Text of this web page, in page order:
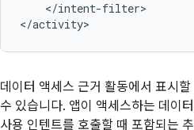
</intent-filter>
</activity>
데이터 액세스 근거 활동에서 표시
수 있습니다. 앱이 액세스하는 데이
사용 인텐트를 호출할 때 포함되는